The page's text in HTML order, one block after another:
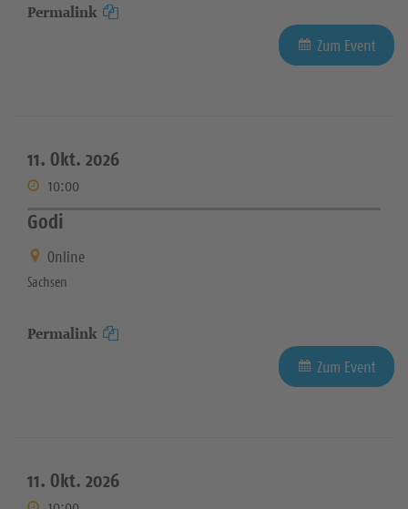
Permalink
Zum Event
11. Okt. 2026
10:00
Godi
Online
Sachsen
Permalink
Zum Event
11. Okt. 2026